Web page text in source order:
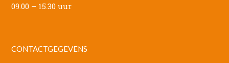
09.00 – 15.30 uur
CONTACTGEGEVENS